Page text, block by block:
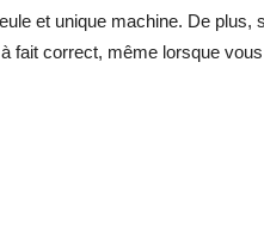
et unique machine. De plus,
fait correct, même lorsque